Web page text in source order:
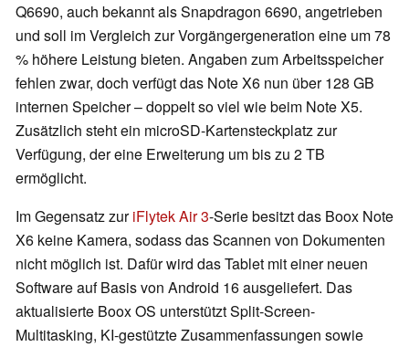
Q6690, auch bekannt als Snapdragon 6690, angetrieben
und soll im Vergleich zur Vorgängergeneration eine um 78
% höhere Leistung bieten. Angaben zum Arbeitsspeicher
fehlen zwar, doch verfügt das Note X6 nun über 128 GB
internen Speicher – doppelt so viel wie beim Note X5.
Zusätzlich steht ein microSD-Kartensteckplatz zur
Verfügung, der eine Erweiterung um bis zu 2 TB
ermöglicht.
Im Gegensatz zuriFlytek Air 3-Serie besitzt das Boox Note
X6 keine Kamera, sodass das Scannen von Dokumenten
nicht möglich ist. Dafür wird das Tablet mit einer neuen
Software auf Basis von Android 16 ausgeliefert. Das
aktualisierte Boox OS unterstützt Split-Screen-
Multitasking, KI-gestützte Zusammenfassungen sowie